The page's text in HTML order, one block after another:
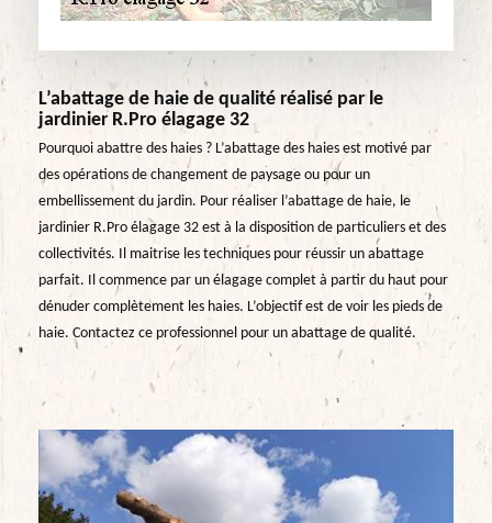
L’abattage de haie de qualité réalisé par le
jardinier R.Pro élagage 32
Pourquoi abattre des haies ? L’abattage des haies est motivé par
des opérations de changement de paysage ou pour un
embellissement du jardin. Pour réaliser l’abattage de haie, le
jardinier R.Pro élagage 32 est à la disposition de particuliers et des
collectivités. Il maitrise les techniques pour réussir un abattage
parfait. Il commence par un élagage complet à partir du haut pour
dénuder complètement les haies. L’objectif est de voir les pieds de
haie. Contactez ce professionnel pour un abattage de qualité.